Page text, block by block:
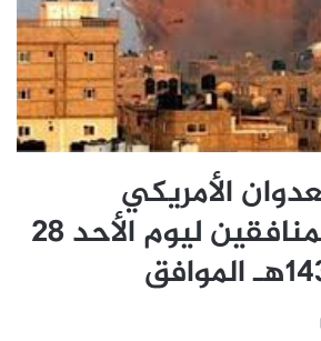
الأمريكي
السعودي والمنافقين ليوم الأحد 28
ذو القعدة 1438هـ الموافق